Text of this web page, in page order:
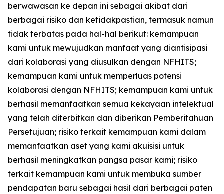
berwawasan ke depan ini sebagai akibat dari
berbagai risiko dan ketidakpastian, termasuk namun
tidak terbatas pada hal-hal berikut: kemampuan
kami untuk mewujudkan manfaat yang diantisipasi
dari kolaborasi yang diusulkan dengan NFHITS;
kemampuan kami untuk memperluas potensi
kolaborasi dengan NFHITS; kemampuan kami untuk
berhasil memanfaatkan semua kekayaan intelektual
yang telah diterbitkan dan diberikan Pemberitahuan
Persetujuan; risiko terkait kemampuan kami dalam
memanfaatkan aset yang kami akuisisi untuk
berhasil meningkatkan pangsa pasar kami; risiko
terkait kemampuan kami untuk membuka sumber
pendapatan baru sebagai hasil dari berbagai paten